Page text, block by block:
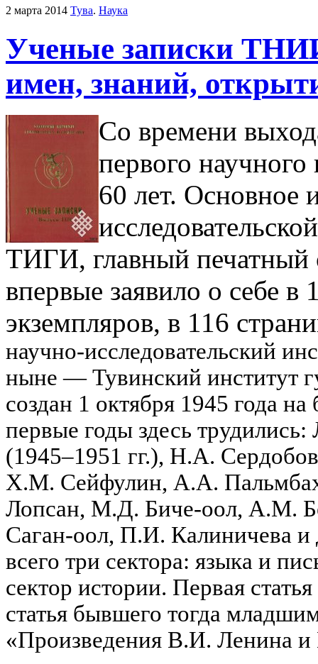
2 марта 2014 Тува. Наука
Ученые записки
имен, знаний,
Со времени
первого
60 лет. Основное
ТИГИ, главный
впервые заявило о себе
экземпляров, в 116
научно-исследовательский
ныне — Тувинский институт
создан 1 октября 1945 года
первые годы здесь
(1945–1951 гг.), Н.А.
Х.М. Сейфулин, А.А.
Лопсан, М.Д. Биче-оол, А.М.
Саган-оол, П.И. Калиничева и
всего три сектора: языка и
сектор истории. Первая
статья бывшего тогда
«Произведения В.И. Ленина и